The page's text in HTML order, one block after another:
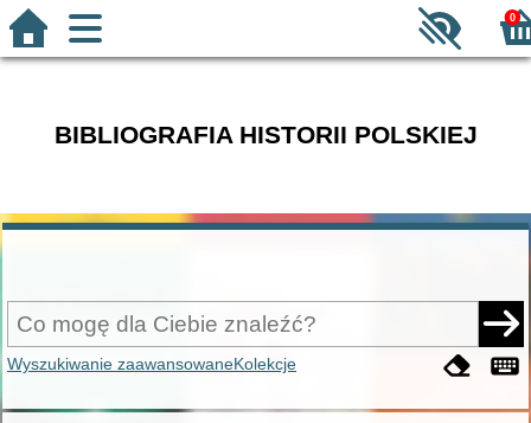
0
BIBLIOGRAFIA HISTORII POLSKIEJ
Wyszukiwanie zaawansowaneKolekcje